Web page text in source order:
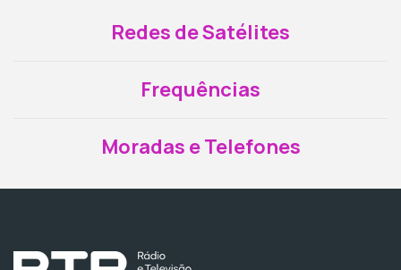
Redes de Satélites
Frequências
Moradas e Telefones